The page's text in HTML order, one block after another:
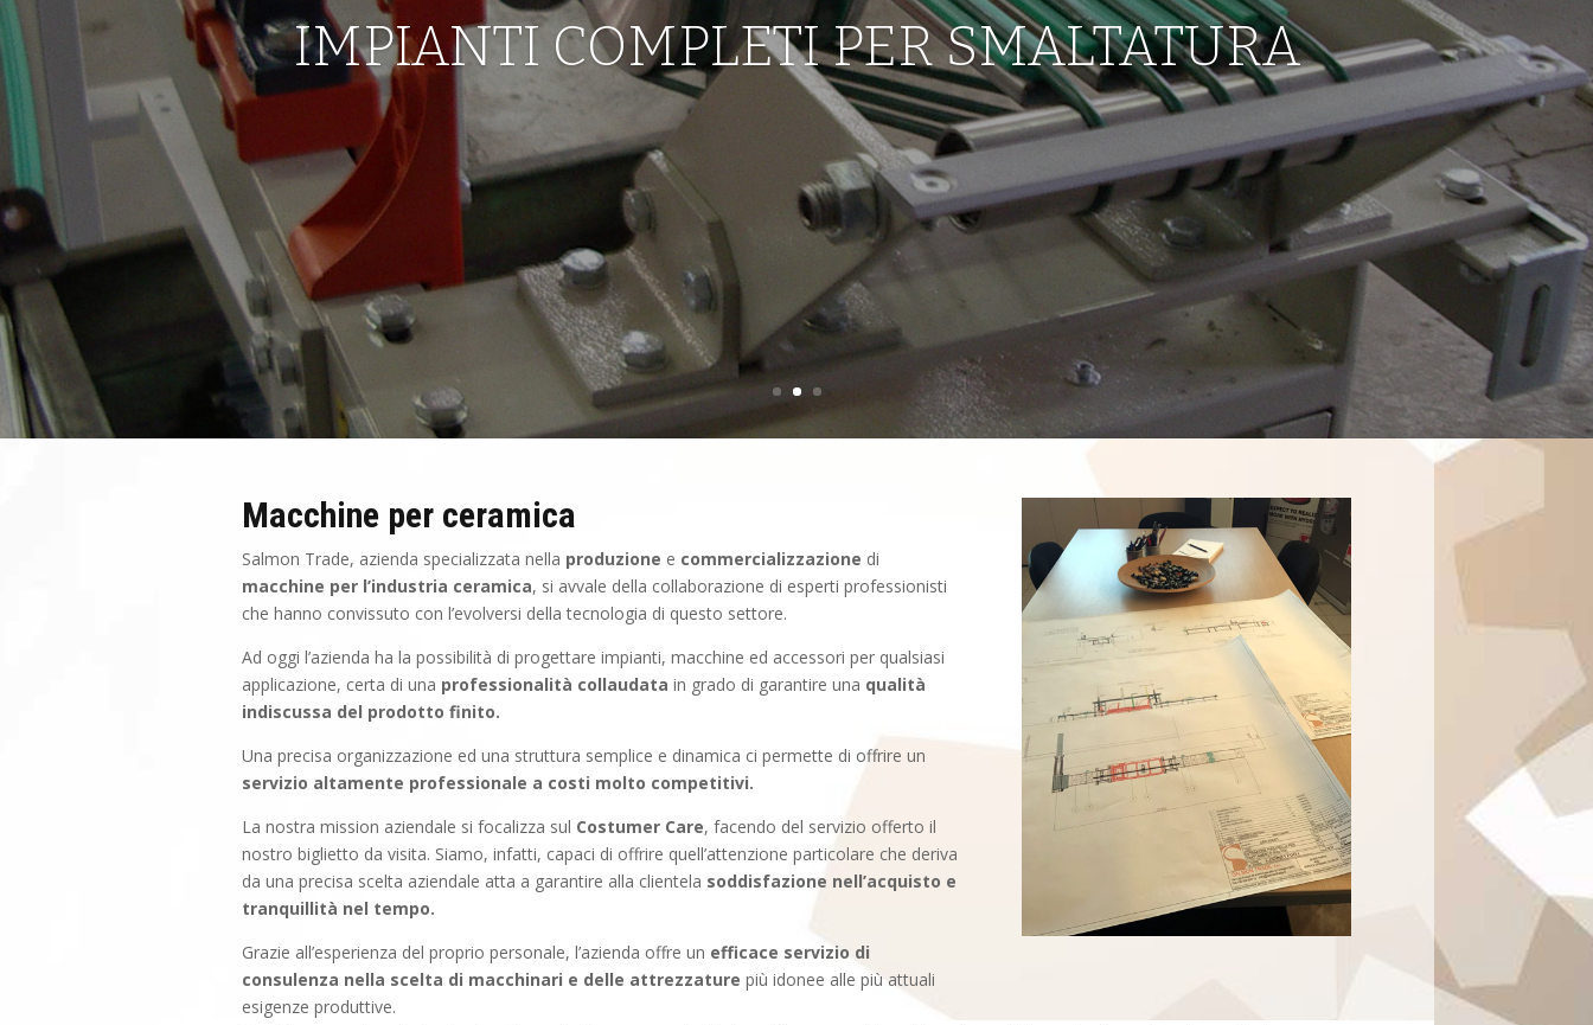
IMPIANTI COMPLETI PER SMALTATURA
Macchine per ceramica
Salmon Trade, azienda specializzata nella produzione e commercializzazione di
macchine per l’industria ceramica, si avvale della collaborazione di esperti professionisti
che hanno convissuto con l’evolversi della tecnologia di questo settore.
Ad oggi l’azienda ha la possibilità di progettare impianti, macchine ed accessori per qualsiasi
applicazione, certa di una professionalità collaudata in grado di garantire una qualità
indiscussa del prodotto finito.
Una precisa organizzazione ed una struttura semplice e dinamica ci permette di offrire un
servizio altamente professionale a costi molto competitivi.
La nostra mission aziendale si focalizza sul Costumer Care, facendo del servizio offerto il
nostro biglietto da visita. Siamo, infatti, capaci di offrire quell’attenzione particolare che deriva
da una precisa scelta aziendale atta a garantire alla clientela soddisfazione nell’acquisto e
tranquillità nel tempo.
Grazie all’esperienza del proprio personale, l’azienda offre un efficace servizio di
consulenza nella scelta di macchinari e delle attrezzature più idonee alle più attuali
esigenze produttive.